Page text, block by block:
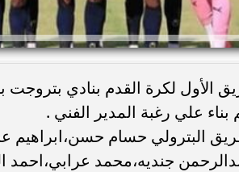
بناء علي رغبة المدير الفني .
البترولي حسام حسن،ابراهيم
جنديه،محمد عرابي،احمد